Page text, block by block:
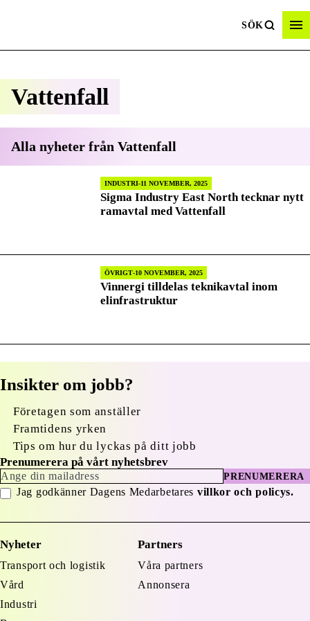
SÖK
Vattenfall
Alla nyheter från Vattenfall
INDUSTRI 11 NOVEMBER, 2025
Sigma Industry East North tecknar nytt
ramavtal med Vattenfall
ÖVRIGT 10 NOVEMBER, 2025
Vinnergi tilldelas teknikavtal inom
elinfrastruktur
Insikter om jobb?
Företagen som anställer
Framtidens yrken
Tips om hur du lyckas på ditt jobb
Prenumerera på vårt nyhetsbrev
PRENUMERERA
Jag godkänner Dagens Medarbetares villkor och policys.
Nyheter
Transport och logistik
Vård
Industri
Partners
Våra partners
Annonsera